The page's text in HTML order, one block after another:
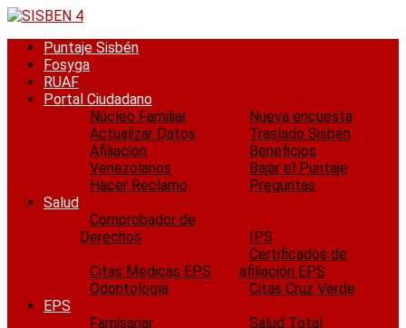
Saltar
contenidoPuntaje Sisbén
Fosyga
RUAF
Portal Ciudadano
Núcleo Familiar
Nueva encuesta
Actualizar Datos
Traslado Sisbén
Afiliación
Beneficios
Venezolanos
Bajar el Puntaje
Hacer Reclamo
Preguntas
Salud
Comprobador de
Derechos
IPS
Citas Medicas EPS
Certificados de
afiliación EPS
Odontología
Citas Cruz Verde
EPS
Famisanar
Salud Total